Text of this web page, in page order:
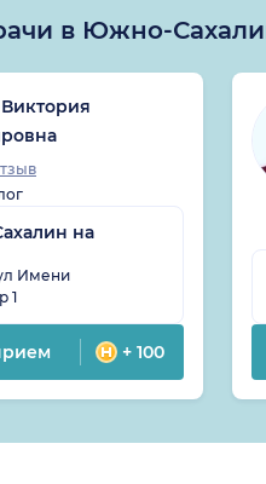
в Южно-
на
Имени
1
+ 100